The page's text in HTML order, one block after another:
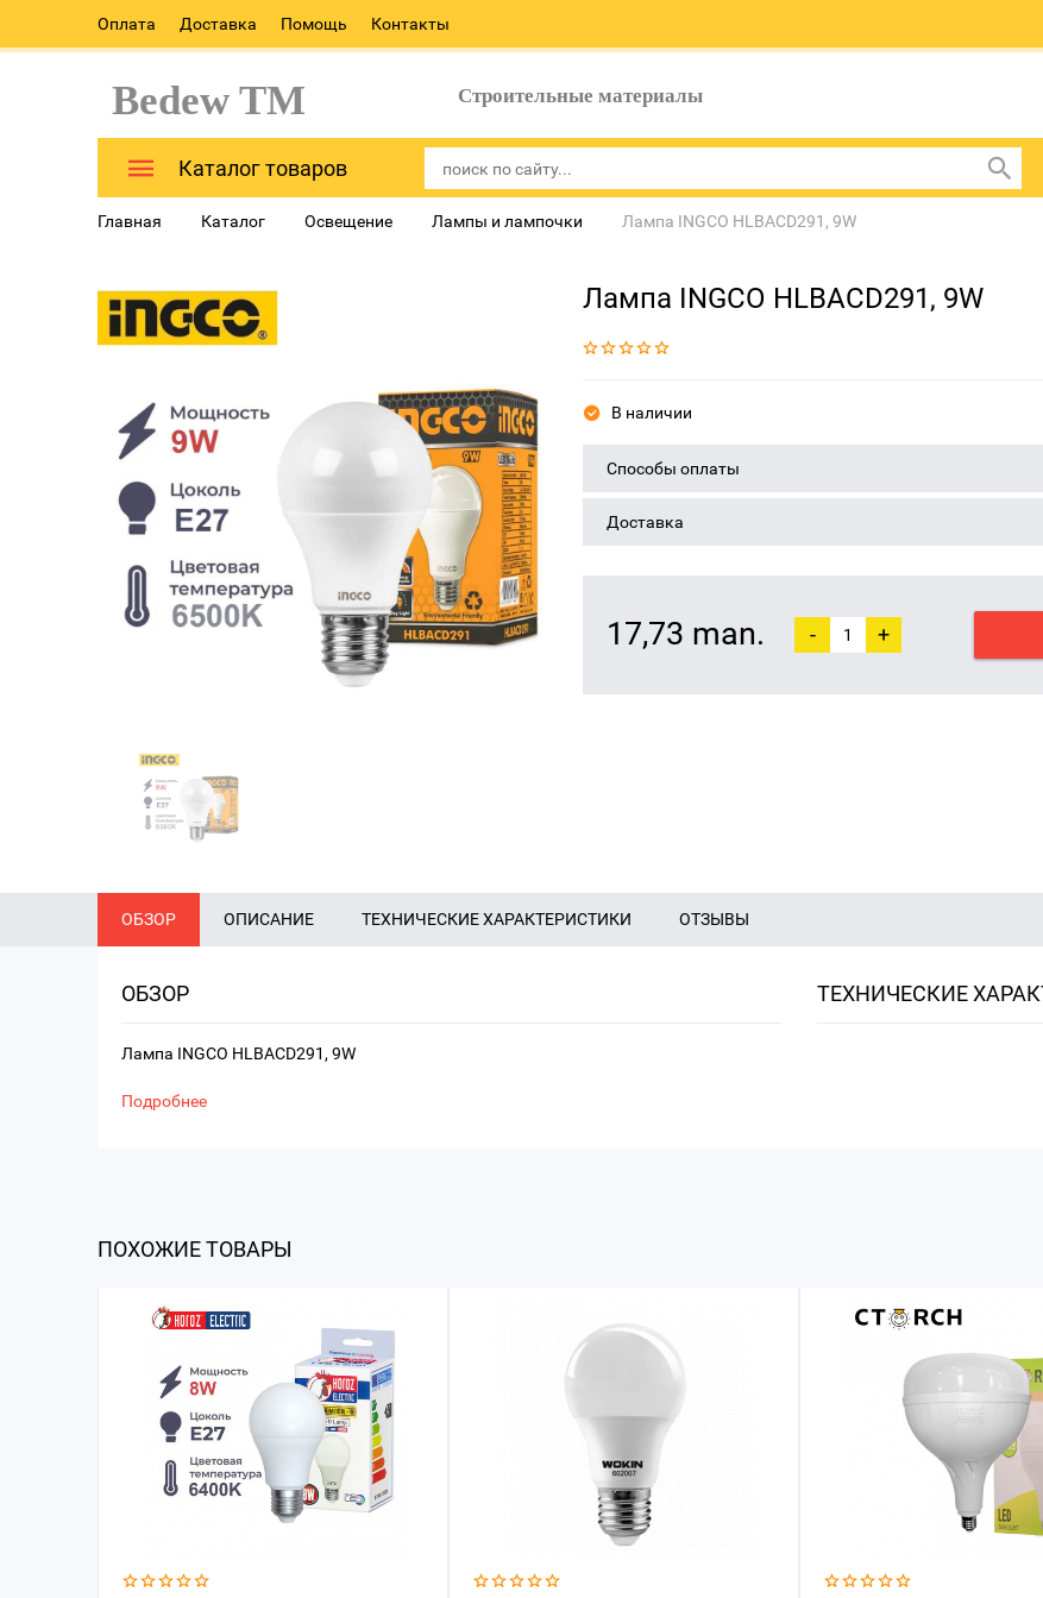
Оплата Доставка Помощь Контакты
Bedew TM Строительные материалы
Каталог товаров
Главная Каталог Освещение Лампы и лампочки Лампа INGCO HLBACD291, 9W
Лампа INGCO HLBACD291, 9W
В наличии
Способы оплаты
Доставка
17,73 man. - +
ОБЗОР ОПИСАНИЕ ТЕХНИЧЕСКИЕ ХАРАКТЕРИСТИКИ ОТЗЫВЫ
ОБЗОР
Лампа INGCO HLBACD291, 9W
Подробнее
ТЕХНИЧЕСКИЕ
ПОХОЖИЕ ТОВАРЫ